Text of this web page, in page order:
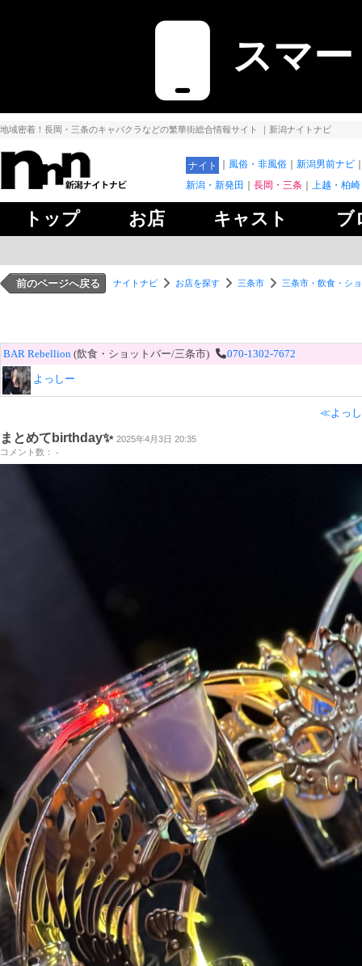
スマ
地域密着！長岡・三条のキャバクラなどの繁華街総合情報サイト ｜新潟ナイトナビ
ナイト 風俗・非風俗
新潟男前ナビ
新潟・新発田
長岡・三条 上越・柏
トップ お店 キャスト ブ
前のページへ戻る ナイトナビ お店を探す 三条市 三条市・飲食・シ
BAR Rebellion (飲食・ショットバー/三条市) 070-1302-7672
よっしー
≪よっ
まとめてbirthday✨️ 2025年4月3日 20:35
コメント数： -